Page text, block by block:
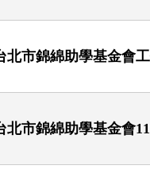
北市錦綿助學基金會
北市錦綿助學基金會